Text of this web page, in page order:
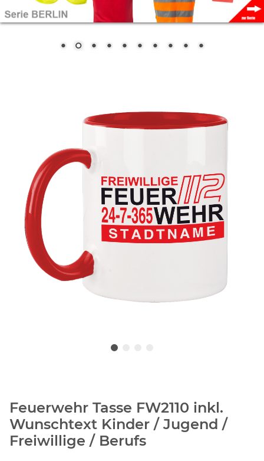
Feuerwehr Tasse FW2110 inkl.
Wunschtext Kinder / Jugend /
Freiwillige / Berufs